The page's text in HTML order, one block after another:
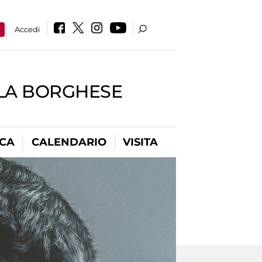
Accedi
BORGHESE
CALENDARIO VISITA